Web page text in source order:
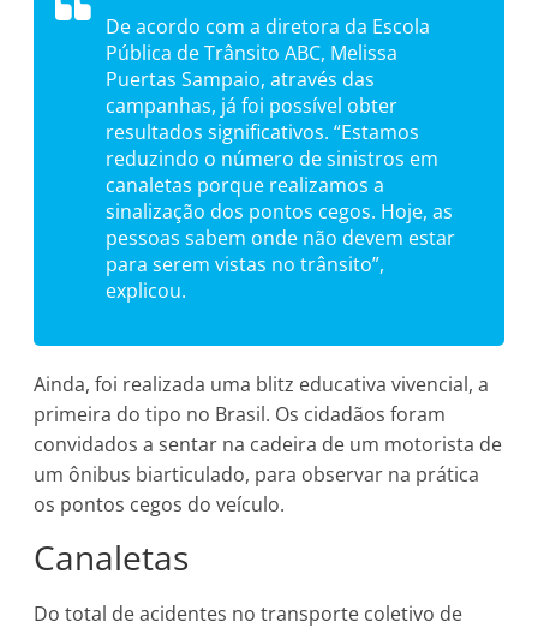
De acordo com a diretora da Escola
Pública de Trânsito ABC, Melissa
Puertas Sampaio, através das
campanhas, já foi possível obter
resultados significativos. “Estamos
reduzindo o número de sinistros em
canaletas porque realizamos a
sinalização dos pontos cegos. Hoje, as
pessoas sabem onde não devem estar
para serem vistas no trânsito”,
explicou.
Ainda, foi realizada uma blitz educativa vivencial, a
primeira do tipo no Brasil. Os cidadãos foram
convidados a sentar na cadeira de um motorista de
um ônibus biarticulado, para observar na prática
os pontos cegos do veículo.
Canaletas
Do total de acidentes no transporte coletivo de